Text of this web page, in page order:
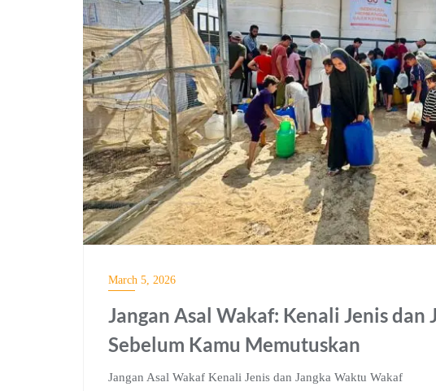
March 5, 2026
Jangan Asal Wakaf: Kenali Jenis
Sebelum Kamu Memutuskan
Jangan Asal Wakaf Kenali Jenis dan Jangka Waktu Wakaf